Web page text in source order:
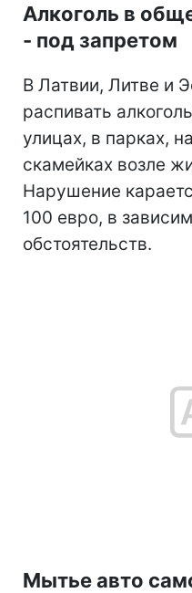
Алкоголь в
- под запретом
В Латвии, Литве и
распивать
улицах, в парках,
скамейках возле
Нарушение
100 евро, в
обстоятельств.
Мытье авто